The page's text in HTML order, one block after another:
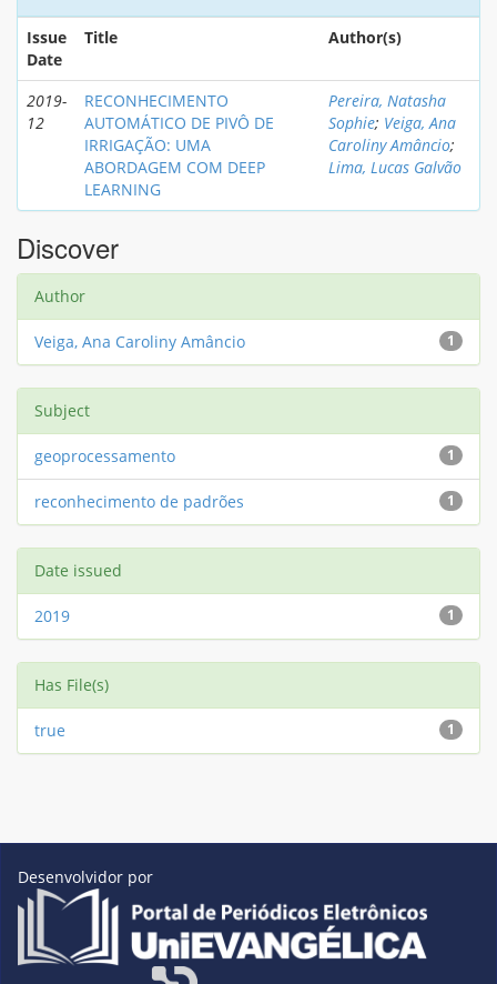
Issue
Date
Title Author(s)
2019-
12
RECONHECIMENTO
AUTOMÁTICO DE PIVÔ DE
IRRIGAÇÃO: UMA
ABORDAGEM COM DEEP
LEARNING
Pereira, Natasha
Sophie; Veiga, Ana
Caroliny Amâncio;
Lima, Lucas Galvão
Discover
Author
1
Veiga, Ana Caroliny Amâncio
Subject
1
geoprocessamento
1
reconhecimento de padrões
Date issued
1
2019
Has File(s)
1
true
Desenvolvidor por